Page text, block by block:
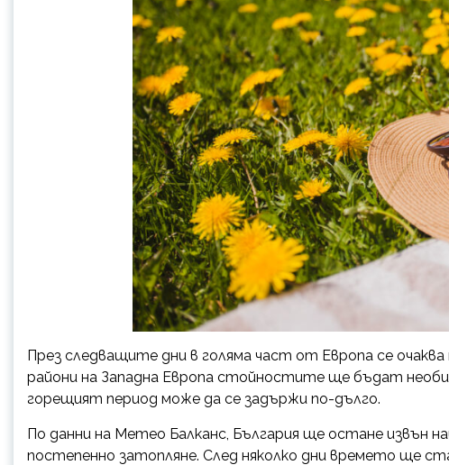
През следващите дни в голяма част от Европа се
райони на Западна Европа стойностите ще бъдат
горещият период може да се задържи по-дълго.
По данни на Метео Балканс, България ще остане извън
постепенно затопляне. След няколко дни времето ще